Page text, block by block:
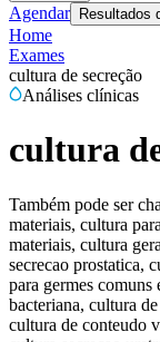
Agendar Resultados
Home
Exames
cultura de secreção
Análises clínicas
cultura
Também pode ser
materiais, cultura
materiais, cultura
secrecao prostatica,
para germes
bacteriana, cultura
cultura de conteudo